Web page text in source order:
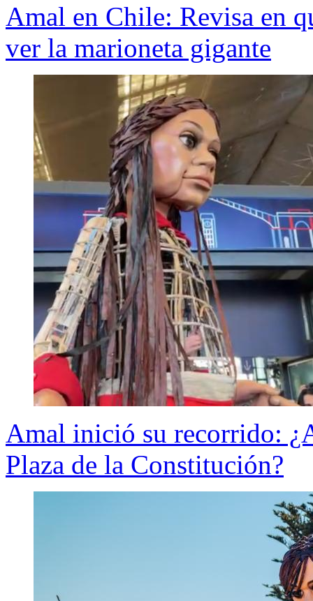
Amal en Chile: Revisa en
ver la marioneta gigante
Amal inició su recorrido:
Plaza de la Constitución?